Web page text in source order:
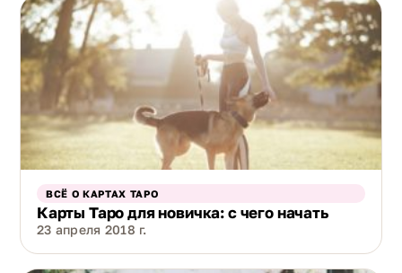
ВСЁ О КАРТАХ ТАРО
Карты Таро для новичка: с чего начать
23 апреля 2018 г.